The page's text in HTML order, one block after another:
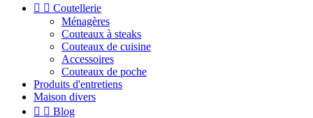
  Coutellerie
Ménagères
Couteaux à steaks
Couteaux de cuisine
Accessoires
Couteaux de poche
Produits d'entretiens
Maison divers
  Blog